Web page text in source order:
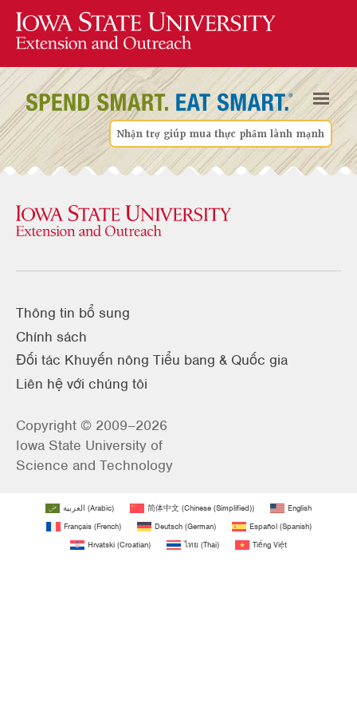
Nhận trợ giúp mua thực phẩm lành mạnh
Thông tin bổ sung
Chính sách
Đối tác Khuyến nông Tiểu bang & Quốc gia
Liên hệ với chúng tôi
Copyright © 2009–2026
Iowa State University of
Science and Technology
العربية (Arabic) 简体中文 (Chinese (Simplified))
English
Français(French) Deutsch(German) Español(Spanish)
Hrvatski (Croatian) ไทย (Thai) Tiếng Việt